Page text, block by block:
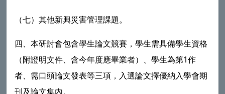
（七）其他新興災害管理課題。
四、本研討會包含學生論文競賽，學生需具備學生資格
（附證明文件、含今年度應畢業者）、學生為第1作
者、需口頭論文發表等三項，入選論文擇優納入學會期
刊及論文集內。